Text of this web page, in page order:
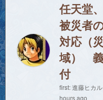
任天堂
被災者
対応（
域） 義
付
first: 進藤ヒカ
hours ago